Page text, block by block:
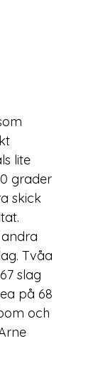
lite
grader
skick
Tvåa
slag
på 68
och